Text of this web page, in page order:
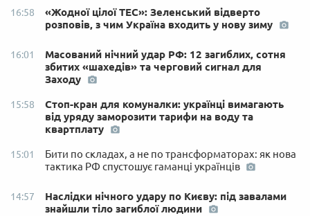
16:58
«Жодної цілої ТЕС»: Зеленський відверто
розповів, з чим Україна входить у нову зиму
16:01
Масований нічний удар РФ: 12 загиблих, сотня
збитих «шахедів» та черговий сигнал для
Заходу
15:58
Стоп-кран для комуналки: українці вимагають
від уряду заморозити тарифи на воду та
квартплату
15:01
Бити по складах, а не по трансформаторах: як нова
тактика РФ спустошує гаманці українців
14:57
Наслідки нічного удару по Києву: під завалами
знайшли тіло загиблої людини